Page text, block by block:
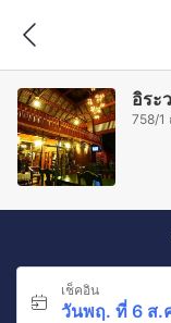
อิระ
758/1
เช็คอิน
วันพฤ. ที่ 6 ส.